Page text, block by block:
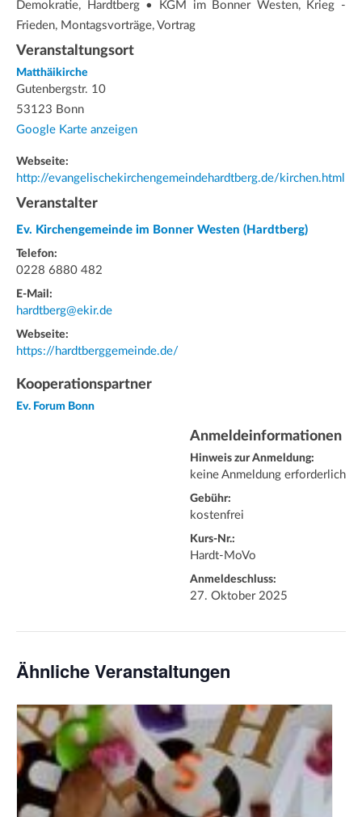
Demokratie, Hardtberg • KGM im Bonner Westen, Krieg -
Frieden, Montagsvorträge, Vortrag
Veranstaltungsort
Matthäikirche
Gutenbergstr. 10
53123 Bonn
Google Karte anzeigen
Webseite:
http://evangelischekirchengemeindehardtberg.de/kirchen.html
Veranstalter
Ev. Kirchengemeinde im Bonner Westen (Hardtberg)
Telefon:
0228 6880 482
E-Mail:
hardtberg@ekir.de
Webseite:
https://hardtberggemeinde.de/
Kooperationspartner
Ev. Forum Bonn
Anmeldeinformationen
Hinweis zur Anmeldung:
keine Anmeldung erforderlich
Gebühr:
kostenfrei
Kurs-Nr.:
Hardt-MoVo
Anmeldeschluss:
27. Oktober 2025
Ähnliche Veranstaltungen